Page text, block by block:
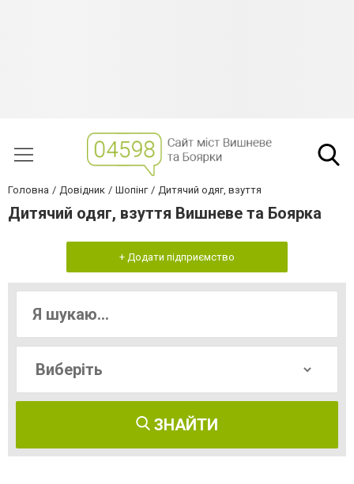
Головна Довідник Шопінг Дитячий одяг, взуття
Дитячий одяг, взуття Вишневе та Боярка
+ Додати підприємство
ЗНАЙТИ